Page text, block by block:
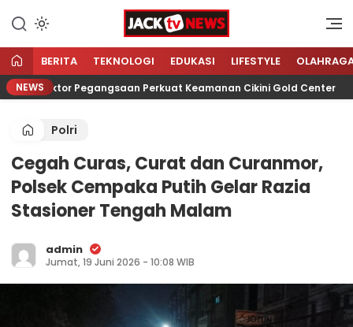
konten
Jacktvnews.com
Sumber Referensi Terpercaya
BERITA TEKNOLOGI EDUKASI LIFESTYLE
NEWSPegangsaan Perkuat Keamanan Cikini Gold Center
Polri
Cegah Curas, Curat dan Curanmor,
Polsek Cempaka Putih Gelar Razia
Stasioner Tengah Malam
admin
Jumat, 19 Juni 2026 - 10:08 WIB